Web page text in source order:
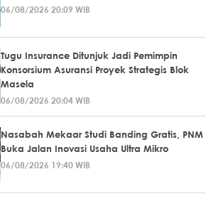
06/08/2026 20:09 WIB
Tugu Insurance Ditunjuk Jadi Pemimpin
Konsorsium Asuransi Proyek Strategis Blok
Masela
06/08/2026 20:04 WIB
Nasabah Mekaar Studi Banding Gratis, PNM
Buka Jalan Inovasi Usaha Ultra Mikro
06/08/2026 19:40 WIB